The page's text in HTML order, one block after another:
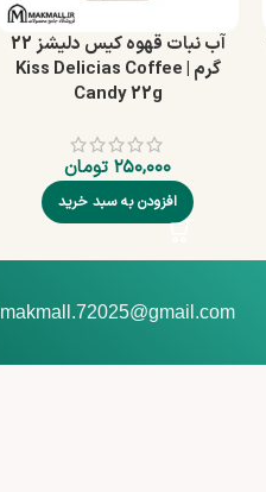
آب‌ نبات قهوه کیس دلیشز 22
گرم | Kiss Delicias Coffee
Candy 22g
۲۵۰,۰۰۰ تومان
افزودن به سبد خرید
makmall.72025@gmail.com